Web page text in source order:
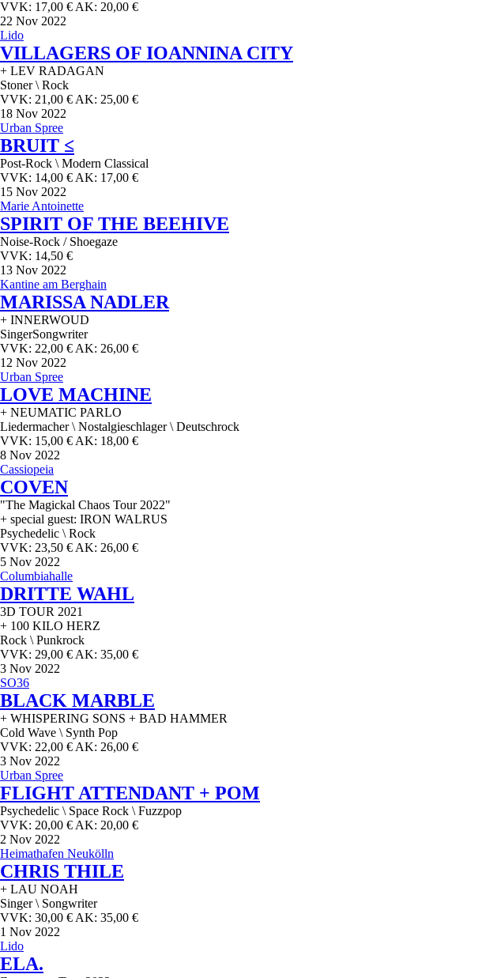
VVK: 17,00 € AK: 20,00 €
22 Nov 2022
Lido
VILLAGERS OF IOANNINA CITY
+ LEV RADAGAN
Stoner \ Rock
VVK: 21,00 € AK: 25,00 €
18 Nov 2022
Urban Spree
BRUIT ≤
Post-Rock \ Modern Classical
VVK: 14,00 € AK: 17,00 €
15 Nov 2022
Marie Antoinette
SPIRIT OF THE BEEHIVE
Noise-Rock / Shoegaze
VVK: 14,50 €
13 Nov 2022
Kantine am Berghain
MARISSA NADLER
+ INNERWOUD
SingerSongwriter
VVK: 22,00 € AK: 26,00 €
12 Nov 2022
Urban Spree
LOVE MACHINE
+ NEUMATIC PARLO
Liedermacher \ Nostalgieschlager \ Deutschrock
VVK: 15,00 € AK: 18,00 €
8 Nov 2022
Cassiopeia
COVEN
"The Magickal Chaos Tour 2022"
+ special guest: IRON WALRUS
Psychedelic \ Rock
VVK: 23,50 € AK: 26,00 €
5 Nov 2022
Columbiahalle
DRITTE WAHL
3D TOUR 2021
+ 100 KILO HERZ
Rock \ Punkrock
VVK: 29,00 € AK: 35,00 €
3 Nov 2022
SO36
BLACK MARBLE
+ WHISPERING SONS + BAD HAMMER
Cold Wave \ Synth Pop
VVK: 22,00 € AK: 26,00 €
3 Nov 2022
Urban Spree
FLIGHT ATTENDANT + POM
Psychedelic \ Space Rock \ Fuzzpop
VVK: 20,00 € AK: 20,00 €
2 Nov 2022
Heimathafen Neukölln
CHRIS THILE
+ LAU NOAH
Singer \ Songwriter
VVK: 30,00 € AK: 35,00 €
1 Nov 2022
Lido
ELA.